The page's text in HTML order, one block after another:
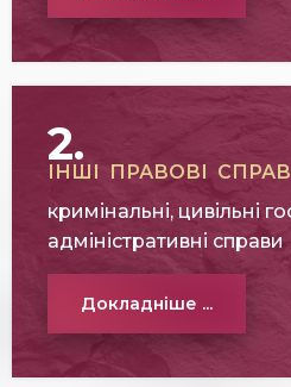
2.
ІНШІ ПРАВОВІ
кримінальні, цивільні
адміністративні справи
Докладніше ...